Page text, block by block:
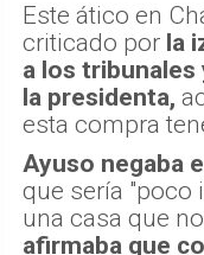
Este ático en
criticado por la
a los tribunales
la presidenta,
esta compra
Ayuso negaba
que sería "poco
una casa que
afirmaba que